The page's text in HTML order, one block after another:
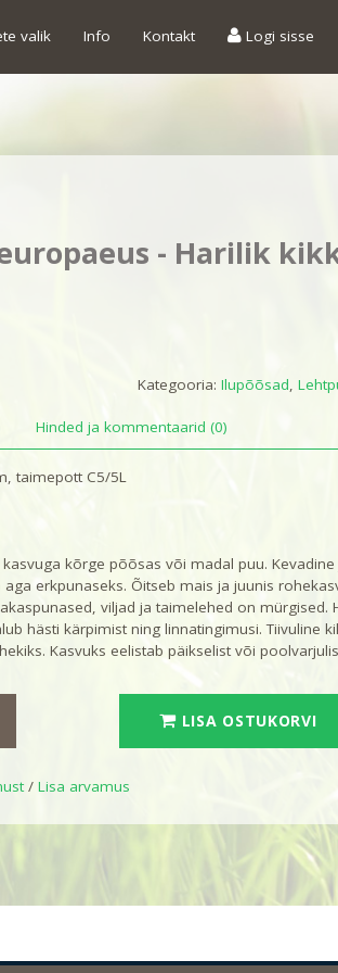
valik Info Kontakt Logi sisse
- Harilik
Kategooria: Ilupõõsad,
Hinded ja kommentaarid (0)
taimepott C5/5L
kõrge põõsas või madal puu.
erkpunaseks. Õitseb mais ja juunis
viljad ja taimelehed on mürgised.
hästi kärpimist ning linnatingimusi. Tiivuline
Kasvuks eelistab päikselist või
LISA OSTUKORVI
/ Lisa arvamus